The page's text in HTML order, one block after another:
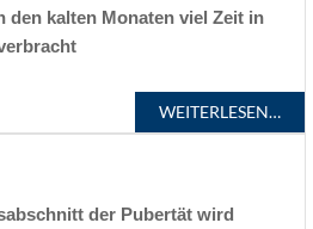
den kalten Monaten viel Zeit in
WEITERLESEN…
der Pubertät wird